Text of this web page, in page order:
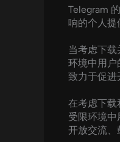
Telegram
响的个人提
当考虑下
环境中用户
致力于促进
在考虑下
受限环境
开放交流、